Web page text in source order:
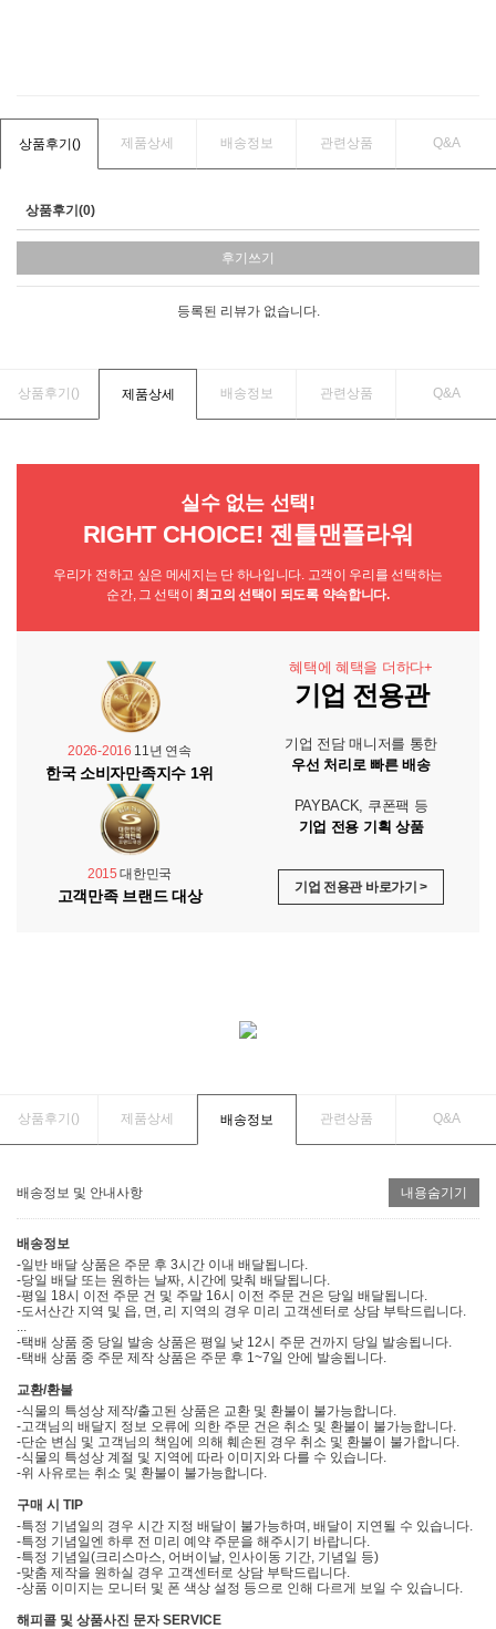
상품후기() 제품상세 배송정보 관련상품 Q&A
상품후기(0)
후기쓰기
등록된 리뷰가 없습니다.
상품후기() 제품상세 배송정보 관련상품 Q&A
실수 없는 선택!
RIGHT CHOICE! 젠틀맨플라워
우리가 전하고 싶은 메세지는 단 하나입니다. 고객이 우리를 선택하는
순간, 그 선택이 최고의 선택이 되도록 약속합니다.
2026-2016 11년 연속
한국 소비자만족지수 1위
2015 대한민국
고객만족 브랜드 대상
혜택에 혜택을 더하다+
기업 전용관
기업 전담 매니저를 통한
우선 처리로 빠른 배송
PAYBACK, 쿠폰팩 등
기업 전용 기획 상품
기업 전용관 바로가기 >
상품후기() 제품상세 배송정보 관련상품 Q&A
배송정보 및 안내사항 내용숨기기
배송정보
-일반 배달 상품은 주문 후 3시간 이내 배달됩니다.
-당일 배달 또는 원하는 날짜, 시간에 맞춰 배달됩니다.
-평일 18시 이전 주문 건 및 주말 16시 이전 주문 건은 당일 배달됩니다.
-도서산간 지역 및 읍, 면, 리 지역의 경우 미리 고객센터로 상담 부탁드립니다.
-택배 상품 중 당일 발송 상품은 평일 낮 12시 주문 건까지 당일 발송됩니다.
-택배 상품 중 주문 제작 상품은 주문 후 1~7일 안에 발송됩니다.
교환/환불
-식물의 특성상 제작/출고된 상품은 교환 및 환불이 불가능합니다.
-고객님의 배달지 정보 오류에 의한 주문 건은 취소 및 환불이 불가능합니다.
-단순 변심 및 고객님의 책임에 의해 훼손된 경우 취소 및 환불이 불가합니다.
-식물의 특성상 계절 및 지역에 따라 이미지와 다를 수 있습니다.
-위 사유로는 취소 및 환불이 불가능합니다.
구매 시 TIP
-특정 기념일의 경우 시간 지정 배달이 불가능하며, 배달이 지연될 수 있습니다.
-특정 기념일엔 하루 전 미리 예약 주문을 해주시기 바랍니다.
-특정 기념일(크리스마스, 어버이날, 인사이동 기간, 기념일 등)
-맞춤 제작을 원하실 경우 고객센터로 상담 부탁드립니다.
-상품 이미지는 모니터 및 폰 색상 설정 등으로 인해 다르게 보일 수 있습니다.
해피콜 및 상품사진 문자 SERVICE